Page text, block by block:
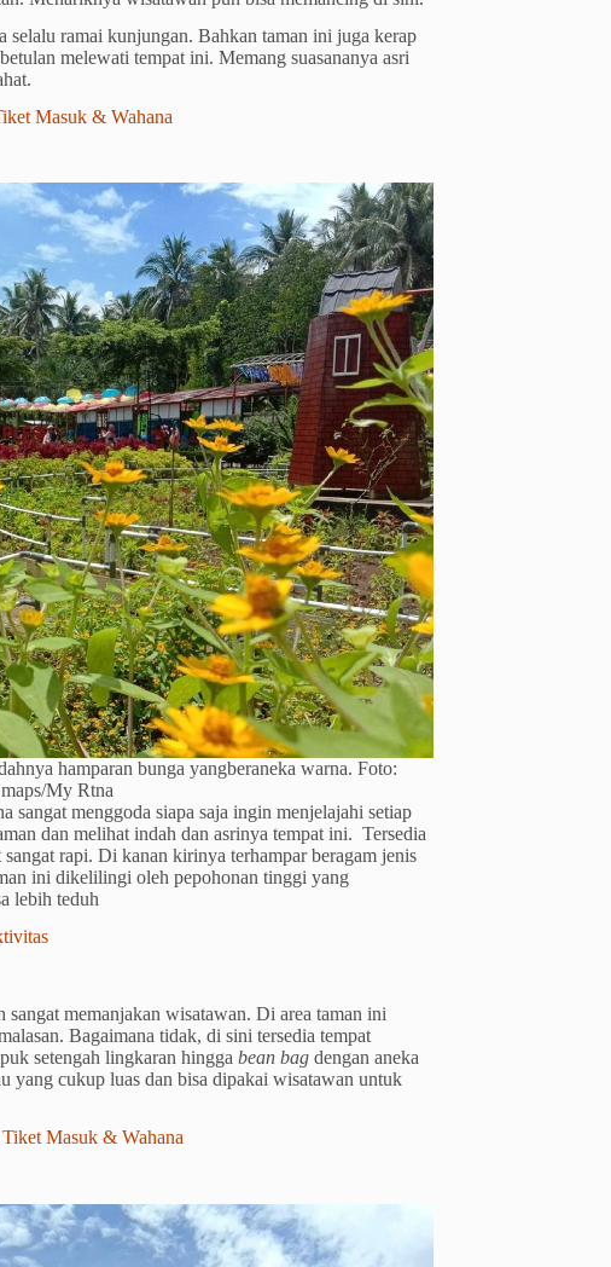
selalu ramai kunjungan. Bahkan taman ini juga kerap
melewati tempat ini. Memang suasananya asri
Masuk & Wahana
hamparan bunga yangberaneka warna. Foto:
My Rtna
sangat menggoda siapa saja ingin menjelajahi setiap
dan melihat indah dan asrinya tempat ini. Tersedia
rapi. Di kanan kirinya terhampar beragam jenis
ini dikelilingi oleh pepohonan tinggi yang
lebih teduh
memanjakan wisatawan. Di area taman ini
Bagaimana tidak, di sini tersedia tempat
setengah lingkaran hingga bean bag dengan aneka
yang cukup luas dan bisa dipakai wisatawan untuk
Masuk & Wahana